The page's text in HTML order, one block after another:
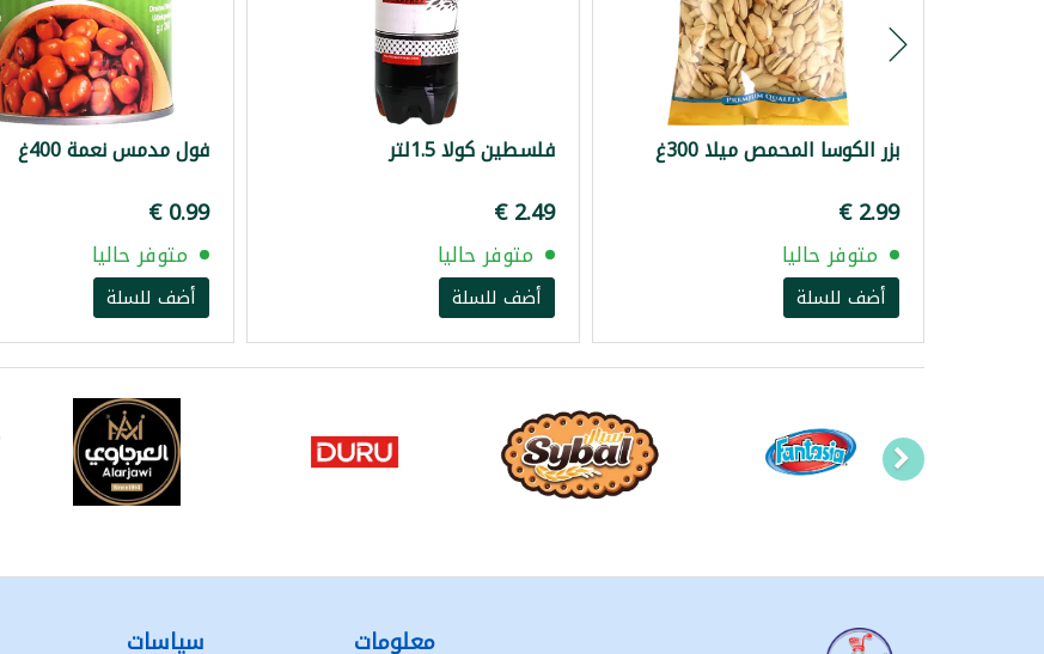
بزر الكوسا المحمص ميلا 300غ
متوفر حاليا
أضف للسلة
فلسطين كولا 1.5لتر
‏2.49 €
متوفر حاليا
أضف للسلة
فول مدمس نعمة 400غ
متوفر حاليا
أضف للسلة
معلومات سياسات